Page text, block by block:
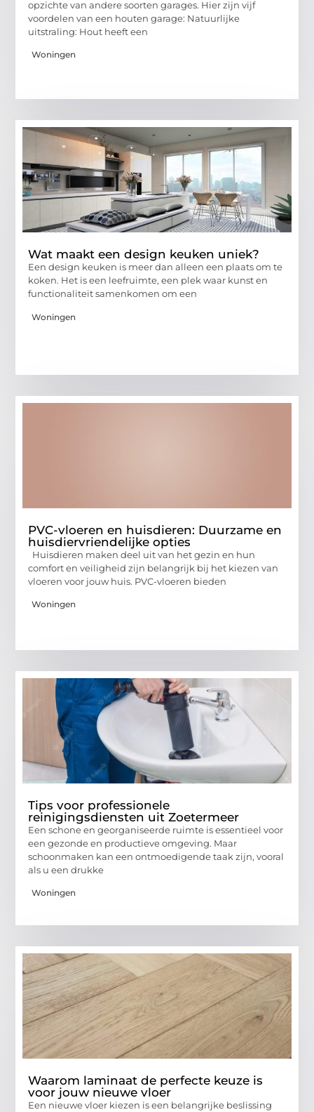
opzichte van andere soorten garages. Hier zijn vijf
voordelen van een houten garage: Natuurlijke
uitstraling: Hout heeft een
Woningen
Wat maakt een design keuken uniek?
Een design keuken is meer dan alleen een plaats om te
koken. Het is een leefruimte, een plek waar kunst en
functionaliteit samenkomen om een
Woningen
PVC-vloeren en huisdieren: Duurzame en
huisdiervriendelijke opties
Huisdieren maken deel uit van het gezin en hun
comfort en veiligheid zijn belangrijk bij het kiezen van
vloeren voor jouw huis. PVC-vloeren bieden
Woningen
Tips voor professionele
reinigingsdiensten uit Zoetermeer
Een schone en georganiseerde ruimte is essentieel voor
een gezonde en productieve omgeving. Maar
schoonmaken kan een ontmoedigende taak zijn, vooral
als u een drukke
Woningen
Waarom laminaat de perfecte keuze is
voor jouw nieuwe vloer
Een nieuwe vloer kiezen is een belangrijke beslissing